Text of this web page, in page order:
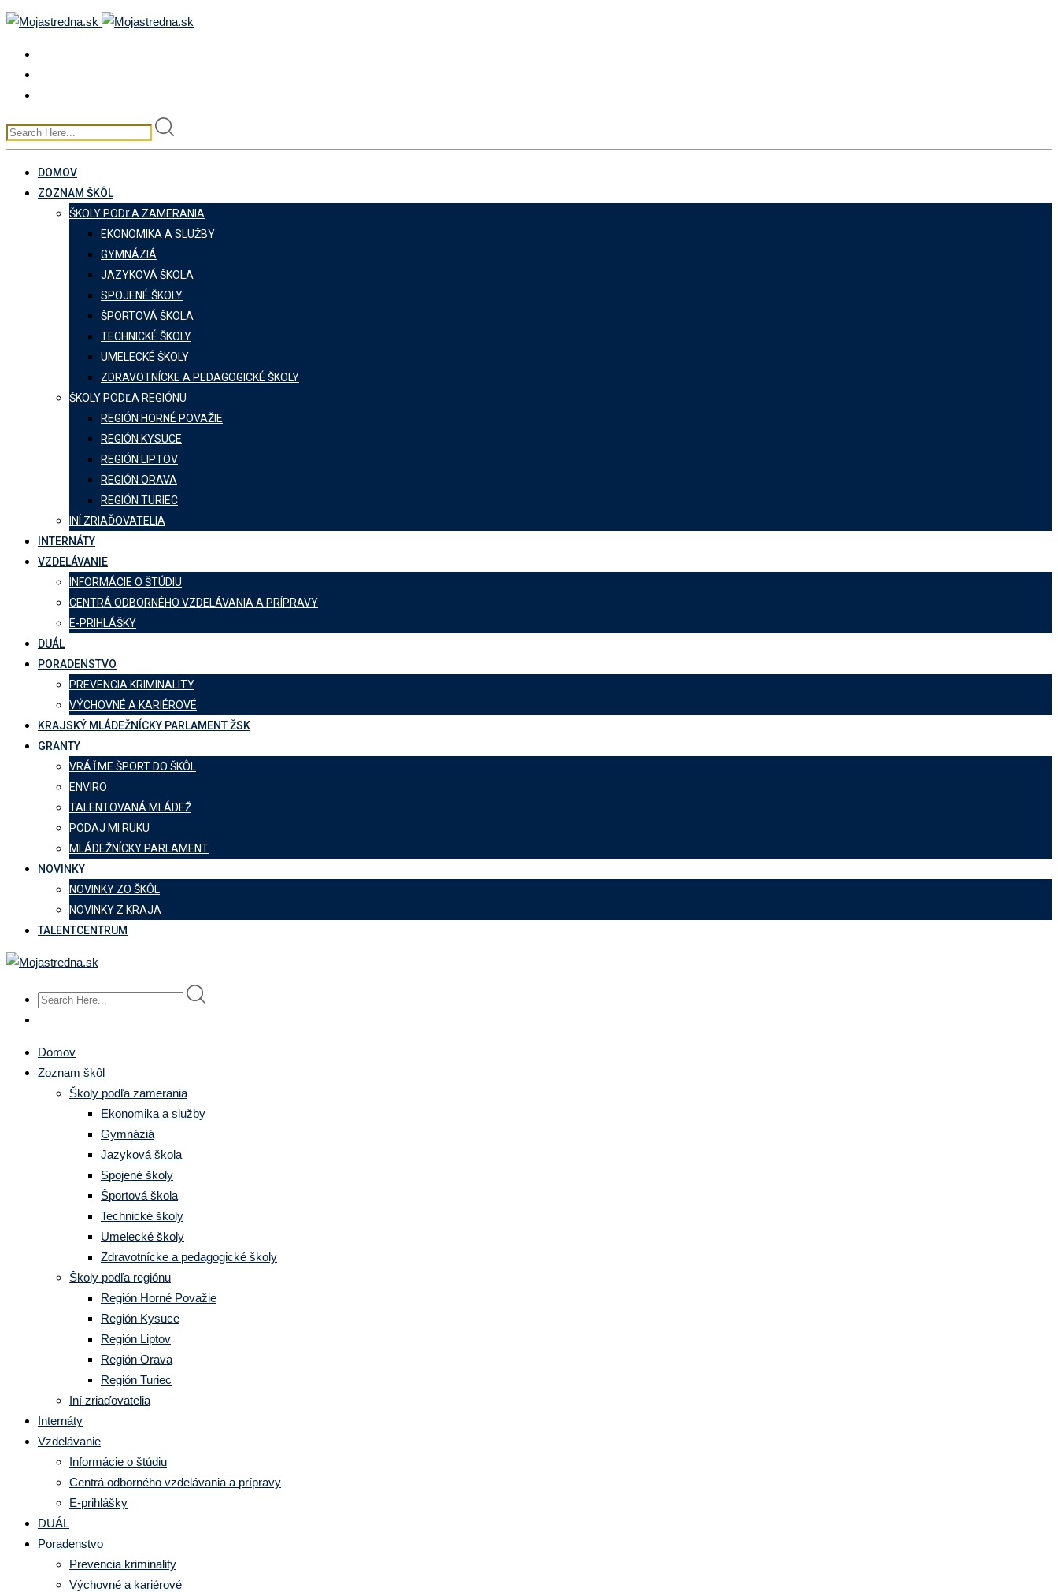
Skip
DOMOV
ZOZNAM ŠKÔL
ŠKOLY PODĽA ZAMERANIA
EKONOMIKA A SLUŽBY
GYMNÁZIÁ
JAZYKOVÁ ŠKOLA
SPOJENÉ ŠKOLY
ŠPORTOVÁ ŠKOLA
TECHNICKÉ ŠKOLY
UMELECKÉ ŠKOLY
ZDRAVOTNÍCKE A PEDAGOGICKÉ ŠKOLY
ŠKOLY PODĽA REGIÓNU
REGIÓN HORNÉ POVAŽIE
REGIÓN KYSUCE
REGIÓN LIPTOV
REGIÓN ORAVA
REGIÓN TURIEC
INÍ ZRIAĎOVATELIA
INTERNÁTY
VZDELÁVANIE
INFORMÁCIE O ŠTÚDIU
CENTRÁ ODBORNÉHO VZDELÁVANIA A PRÍPRAVY
E-PRIHLÁŠKY
DUÁL
PORADENSTVO
PREVENCIA KRIMINALITY
VÝCHOVNÉ A KARIÉROVÉ
KRAJSKÝ MLÁDEŽNÍCKY PARLAMENT ŽSK
GRANTY
VRÁŤME ŠPORT DO ŠKÔL
ENVIRO
TALENTOVANÁ MLÁDEŽ
PODAJ MI RUKU
MLÁDEŽNÍCKY PARLAMENT
NOVINKY
NOVINKY ZO ŠKÔL
NOVINKY Z KRAJA
TALENTCENTRUM
Domov
Zoznam škôl
Školy podľa zamerania
Ekonomika a služby
Gymnáziá
Jazyková škola
Spojené školy
Športová škola
Technické školy
Umelecké školy
Zdravotnícke a pedagogické školy
Školy podľa regiónu
Región Horné Považie
Región Kysuce
Región Liptov
Región Orava
Región Turiec
Iní zriaďovatelia
Internáty
Vzdelávanie
Informácie o štúdiu
Centrá odborného vzdelávania a prípravy
E-prihlášky
DUÁL
Poradenstvo
Prevencia kriminality
Výchovné a kariérové